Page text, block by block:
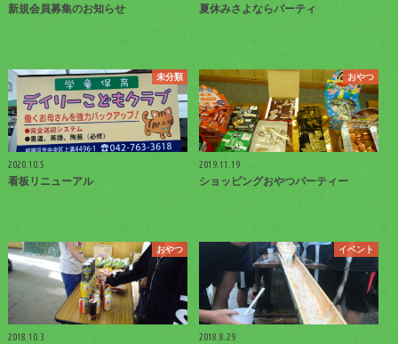
新規会員募集のお知らせ 夏休みさよならパーティ
未分類
2020.10.5
看板リニューアル
おやつ
2019.11.19
ショッピングおやつパーティー
おやつ
2018.10.3
イベント
2018.8.29